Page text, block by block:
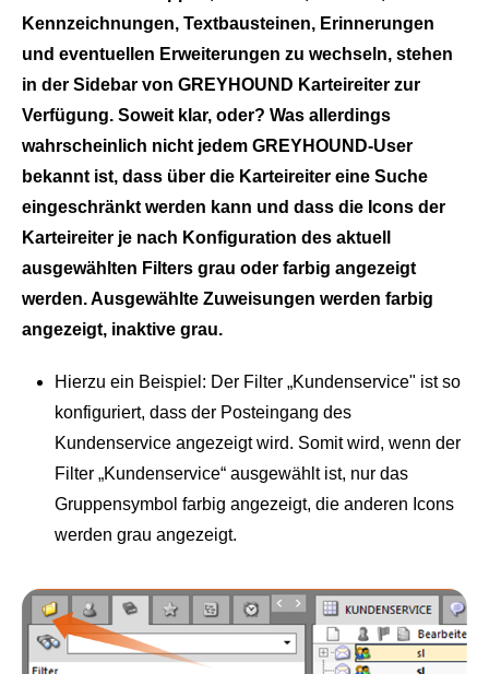
E‑Rechnungspflicht 2025
GREYHOUND macht E-Rechnungen einfach,
Dein Eigenbetrieb, überwacht durch uns
Casestudies
Termine und Events
Live Demos & Webinare
Newsletter
Support Hub
Kontakt
Videochannel
Handbuch
Changelog
Entwicklungsressourcen
Lizenzinformationen
Status
Kennzeichnungen, Textbausteinen, Erinnerungen
und eventuellen Erweiterungen zu wechseln, stehen
in der Sidebar von GREYHOUND Karteireiter zur
Verfügung. Soweit klar, oder? Was allerdings
wahrscheinlich nicht jedem GREYHOUND-User
bekannt ist, dass über die Karteireiter eine Suche
eingeschränkt werden kann und dass die Icons der
Karteireiter je nach Konfiguration des aktuell
ausgewählten Filters grau oder farbig angezeigt
werden. Ausgewählte Zuweisungen werden farbig
angezeigt, inaktive grau.
Hierzu ein Beispiel: Der Filter „Kundenservice" ist so
konfiguriert, dass der Posteingang des
Kundenservice angezeigt wird. Somit wird, wenn der
Filter „Kundenservice“ ausgewählt ist, nur das
Gruppensymbol farbig angezeigt, die anderen Icons
werden grau angezeigt.